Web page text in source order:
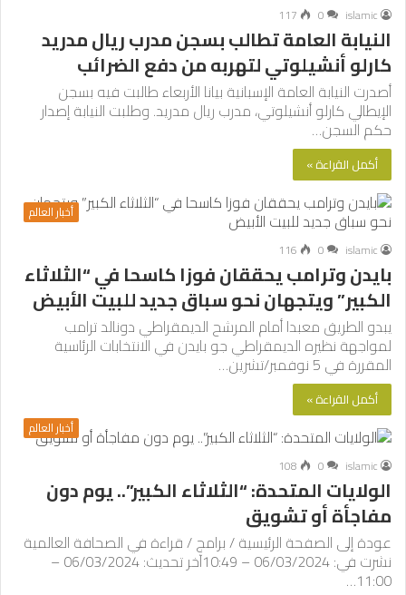
islamic
0
117
النيابة العامة تطالب بسجن مدرب ريال مدريد
كارلو أنشيلوتي لتهربه من دفع الضرائب
أصدرت النيابة العامة الإسبانية بيانا الأربعاء طالبت فيه بسجن
الإيطالي كارلو أنشيلوتي، مدرب ريال مدريد. وطلبت النيابة إصدار
حكم السجن…
أكمل القراءة »
أخبار العالم
islamic
0
116
بايدن وترامب يحققان فوزا كاسحا في “الثلاثاء
الكبير” ويتجهان نحو سباق جديد للبيت الأبيض
يبدو الطريق معبدا أمام المرشح الديمقراطي دونالد ترامب
لمواجهة نظيره الديمقراطي جو بايدن في الانتخابات الرئاسية
المقررة في 5 نوفمبر/تشرين…
أكمل القراءة »
أخبار العالم
islamic
0
108
الولايات المتحدة: “الثلاثاء الكبير”.. يوم دون
مفاجأة أو تشويق
عودة إلى الصفحة الرئيسية / برامج / قراءة في الصحافة العالمية
نشرت في: 06/03/2024 – 10:49آخر تحديث: 06/03/2024 –
11:00…